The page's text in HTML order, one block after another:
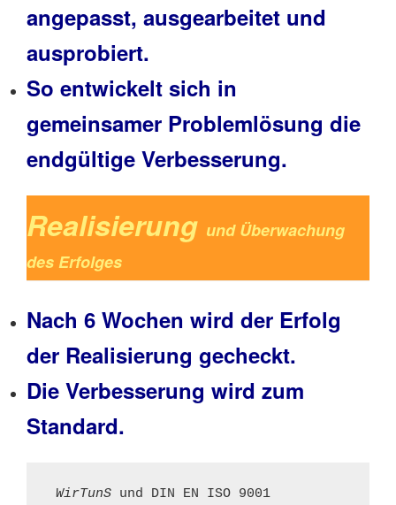
angepasst, ausgearbeitet und
ausprobiert.
So entwickelt sich in
gemeinsamer Problemlösung die
endgültige Verbesserung.
Realisierung und Überwachung
des Erfolges
Nach 6 Wochen wird der Erfolg
der Realisierung gecheckt.
Die Verbesserung wird zum
Standard.
WirTunS und DIN EN ISO 9001